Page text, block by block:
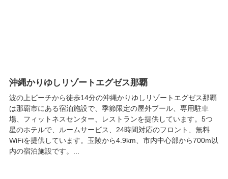
沖縄かりゆしリゾートエグゼス那覇
波の上ビーチから徒歩14分の沖縄かりゆしリゾートエグゼス那覇
は那覇市にある宿泊施設で、季節限定の屋外プール、専用駐車
場、フィットネスセンター、レストランを提供しています。5つ
星のホテルで、ルームサービス、24時間対応のフロント、無料
WiFiを提供しています。玉陵から4.9km、市内中心部から700m以
内の宿泊施設です。...